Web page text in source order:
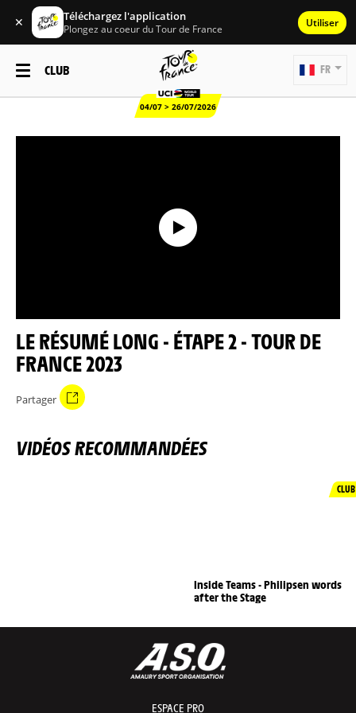
✕ Téléchargez l'application
Plongez au coeur du Tour de France Utiliser
CLUB
04/07 > 26/07/2026
FR
LE RÉSUMÉ LONG - ÉTAPE 2 - TOUR DE
FRANCE 2023
Partager
VIDÉOS RECOMMANDÉES
CLUB
Inside Teams - Philipsen words
after the Stage
ESPACE PRO